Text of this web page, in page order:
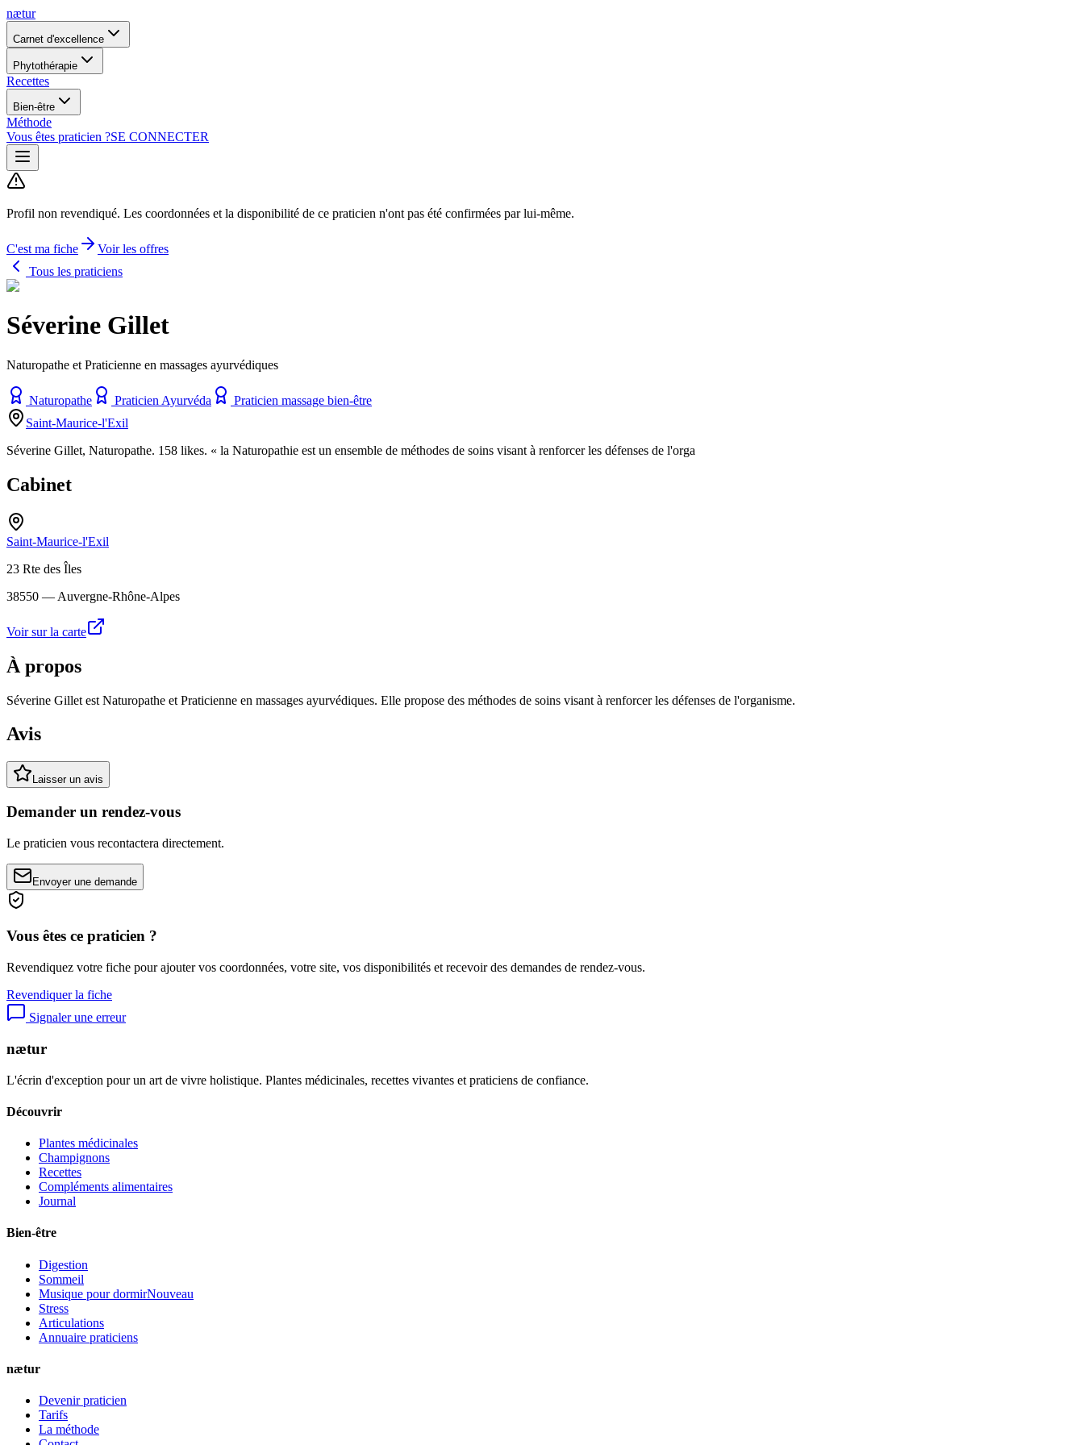
nætur
Carnet d'excellence
Phytothérapie
Recettes
Bien-être
Méthode
Vous êtes praticien ?SE CONNECTER
Profil non revendiqué. Les coordonnées et la disponibilité de ce praticien n'ont pas été confirmées par lui-même.
C'est ma fiche
Voir les offres
Tous les praticiens
Séverine Gillet
Naturopathe et Praticienne en massages ayurvédiques
Naturopathe Praticien Ayurvéda
Praticien massage bien-être
Saint-Maurice-l'Exil
Séverine Gillet, Naturopathe. 158 likes. « la Naturopathie est un ensemble de méthodes de soins visant à renforcer les défenses de l'orga
Cabinet
Saint-Maurice-l'Exil
23 Rte des Îles
38550 — Auvergne-Rhône-Alpes
Voir sur la carte
À propos
Séverine Gillet est Naturopathe et Praticienne en massages ayurvédiques. Elle propose des méthodes de soins visant à renforcer les défenses de l'organisme.
Avis
Laisser un avis
Demander un rendez-vous
Le praticien vous recontactera directement.
Envoyer une demande
Vous êtes ce praticien ?
Revendiquez votre fiche pour ajouter vos coordonnées, votre site, vos disponibilités et recevoir des demandes de rendez-vous.
Revendiquer la fiche
Signaler une erreur
nætur
L'écrin d'exception pour un art de vivre holistique. Plantes médicinales, recettes vivantes et praticiens de confiance.
Découvrir
Plantes médicinales
Champignons
Recettes
Compléments alimentaires
Journal
Bien-être
Digestion
Sommeil
Musique pour dormirNouveau
Stress
Articulations
Annuaire praticiens
nætur
Devenir praticien
Tarifs
La méthode